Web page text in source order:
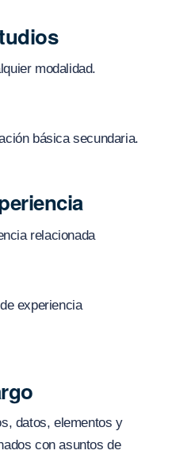
modalidad.
básica secundaria.
relacionada
experiencia
datos, elementos y
con asuntos de